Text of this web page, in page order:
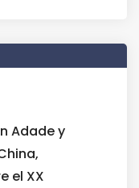
Adade y
el XX